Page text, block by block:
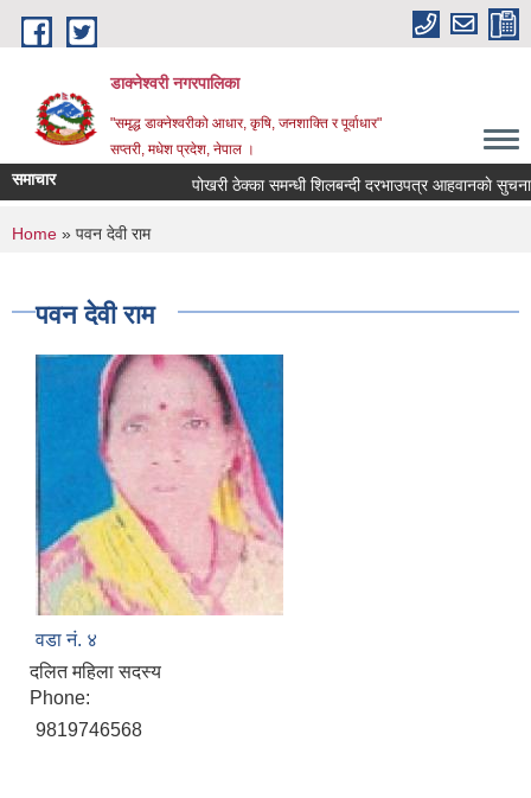
Skip to main content
डाक्नेश्वरी नगरपालिका
"समृद्ध डाक्नेश्वरीको आधार, कृषि, जनशाक्ति र पूर्वाधार"
सप्तरी, मधेश प्रदेश, नेपाल ।
समाचार पोखरी ठेक्का समन्धी शिलबन्दी दरभाउपत्र आहवानकाे सुचना
You are here
Home » पवन देवी राम
पवन देवी राम
वडा नं. ४
दलित महिला सदस्य
Phone:
9819746568